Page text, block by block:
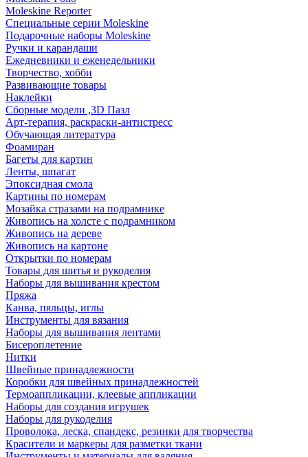
Moleskine Reporter
Специальные серии Moleskine
Подарочные наборы Moleskine
Ручки и карандаши
Ежедневники и еженедельники
Творчество, хобби
Развивающие товары
Наклейки
Сборные модели ,3D Пазл
Арт-терапия, раскраски-антистресс
Обучающая литература
Фоамиран
Багеты для картин
Ленты, шпагат
Эпоксидная смола
Картины по номерам
Мозайка стразами на подрамнике
Живопись на холсте с подрамником
Живопись на дереве
Живопись на картоне
Открытки по номерам
Товары для шитья и рукоделия
Наборы для вышивания крестом
Пряжа
Канва, пяльцы, иглы
Инструменты для вязания
Наборы для вышивания лентами
Бисероплетение
Нитки
Швейные принадлежности
Коробки для швейных принадлежностей
Термоаппликации, клеевые аппликации
Наборы для создания игрушек
Наборы для рукоделия
Проволока, леска, спандекс, резинки для творчества
Красители и маркеры для разметки ткани